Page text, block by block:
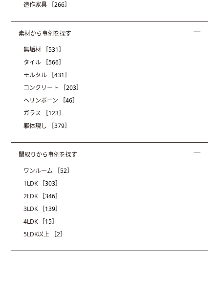
造作家具
［266］
素材から事例を探す
無垢材
［531］
タイル
［566］
モルタル
［431］
コンクリート
［203］
ヘリンボーン
［46］
ガラス
［123］
躯体現し
［379］
間取りから事例を探す
ワンルーム
［52］
1LDK
［303］
2LDK
［346］
3LDK
［139］
4LDK
［15］
5LDK以上
［2］